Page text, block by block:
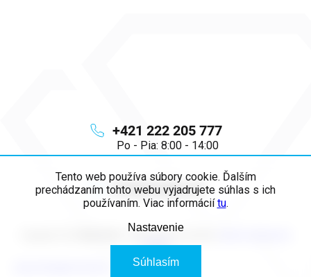
Tento web používa súbory cookie. Ďalším
prechádzaním tohto webu vyjadrujete súhlas s ich
používaním. Viac informáciítu.
Nastavenie
Súhlasím
info@majya.sk
+421 222 205 777
Po - Pia: 8:00 - 14:00
cookies